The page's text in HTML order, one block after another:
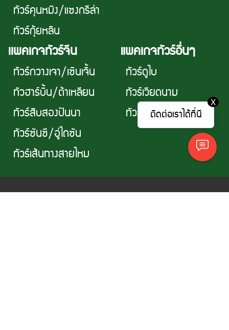
ทัวร์คุนหมิง/แซงกรีล่า
ทัวร์กุ้ยหลิน
เเพคเกจทัวร์จีน
ทัวร์กวางเจา/เซินเจิ้น
ทัวฮาร์บิ้น/ต้าเหลียน
ทัวร์สิบสองปันนา
ทัวร์ซันซี/อู่ไถซัน
ทัวร์เส้นทางสายไหม
แพคเกจทัวร์อื่นๆ
ทัวร์ดูไบ
ทัวร์เวียดนาม
ทัวร์ไต้หวันติดต่อเราได้ที่นี
X